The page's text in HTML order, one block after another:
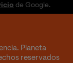
de Google.
Planeta
reservados